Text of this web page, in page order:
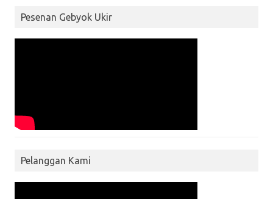
Pesenan Gebyok Ukir
Pelanggan Kami